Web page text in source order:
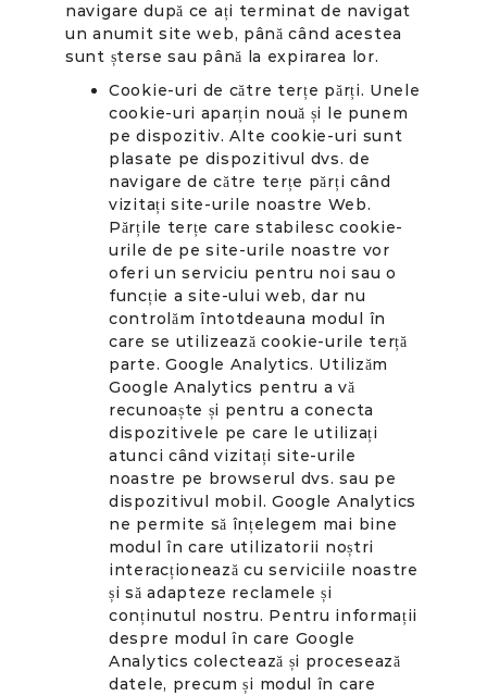
navigare după ce ați terminat de navigat
un anumit site web, până când acestea
sunt șterse sau până la expirarea lor.
Cookie-uri de către terțe părți. Unele
cookie-uri aparțin nouă și le punem
pe dispozitiv. Alte cookie-uri sunt
plasate pe dispozitivul dvs. de
navigare de către terțe părți când
vizitați site-urile noastre Web.
Părțile terțe care stabilesc cookie-
urile de pe site-urile noastre vor
oferi un serviciu pentru noi sau o
funcție a site-ului web, dar nu
controlăm întotdeauna modul în
care se utilizează cookie-urile terță
parte. Google Analytics. Utilizăm
Google Analytics pentru a vă
recunoaște și pentru a conecta
dispozitivele pe care le utilizați
atunci când vizitați site-urile
noastre pe browserul dvs. sau pe
dispozitivul mobil. Google Analytics
ne permite să înțelegem mai bine
modul în care utilizatorii noștri
interacționează cu serviciile noastre
și să adapteze reclamele și
conținutul nostru. Pentru informații
despre modul în care Google
Analytics colectează și procesează
datele, precum și modul în care